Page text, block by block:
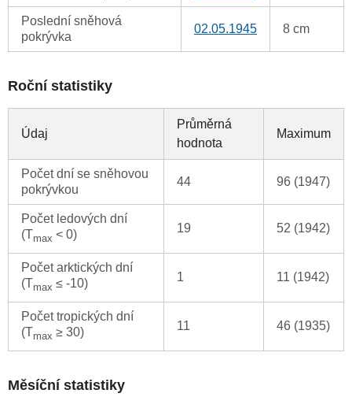
Poslední sněhová
pokrývka
02.05.1945 8 cm
Roční statistiky
Údaj
Průměrná
hodnota
Maximum
Počet dní se sněhovou
pokrývkou
44 96 (1947)
Počet ledových dní
(Tmax < 0) 19 52 (1942)
Počet arktických dní
(Tmax ≤ -10) 1 11 (1942)
Počet tropických dní
(Tmax ≥ 30) 11 46 (1935)
Měsíční statistiky